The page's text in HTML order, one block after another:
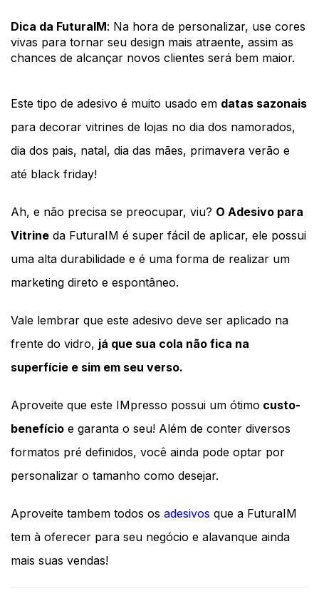
Dica da FuturaIM: Na hora de personalizar, use cores
vivas para tornar seu design mais atraente, assim as
chances de alcançar novos clientes será bem maior.
Este tipo de adesivo é muito usado em datas sazonais
para decorar vitrines de lojas no dia dos namorados,
dia dos pais, natal, dia das mães, primavera verão e
até black friday!
Ah, e não precisa se preocupar, viu? O Adesivo para
Vitrine da FuturaIM é super fácil de aplicar, ele possui
uma alta durabilidade e é uma forma de realizar um
marketing direto e espontâneo.
Vale lembrar que este adesivo deve ser aplicado na
frente do vidro, já que sua cola não fica na
superfície e sim em seu verso.
Aproveite que este IMpresso possui um ótimo custo-
benefício e garanta o seu! Além de conter diversos
formatos pré definidos, você ainda pode optar por
personalizar o tamanho como desejar.
Aproveite tambem todos os adesivos que a FuturaIM
tem à oferecer para seu negócio e alavanque ainda
mais suas vendas!